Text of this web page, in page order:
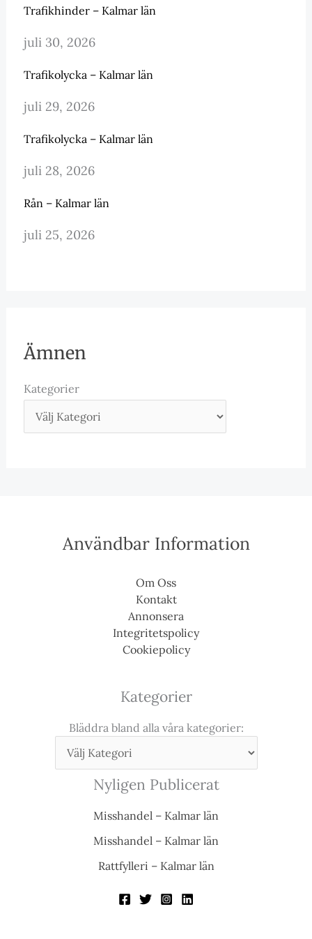
Trafikhinder – Kalmar län
juli 30, 2026
Trafikolycka – Kalmar län
juli 29, 2026
Trafikolycka – Kalmar län
juli 28, 2026
Rån – Kalmar län
juli 25, 2026
Ämnen
Kategorier
Användbar Information
Om Oss
Kontakt
Annonsera
Integritetspolicy
Cookiepolicy
Kategorier
Bläddra bland alla våra kategorier:
Nyligen Publicerat
Misshandel – Kalmar län
Misshandel – Kalmar län
Rattfylleri – Kalmar län